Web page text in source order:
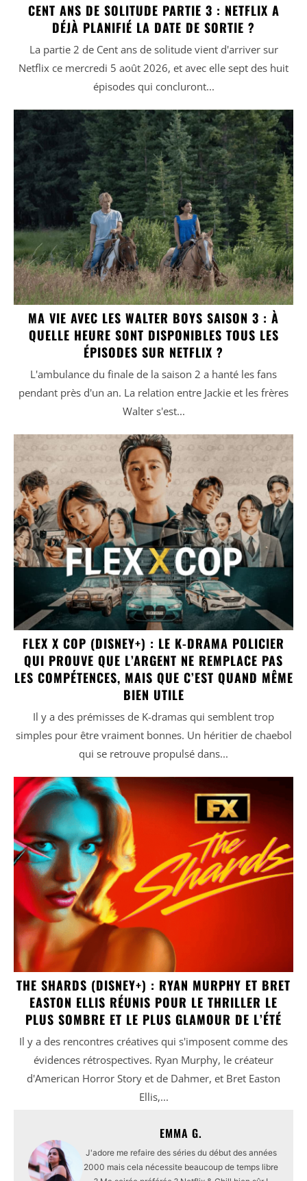
CENT ANS DE SOLITUDE PARTIE 3 : NETFLIX A
DÉJÀ PLANIFIÉ LA DATE DE SORTIE ?
La partie 2 de Cent ans de solitude vient d'arriver sur
Netflix ce mercredi 5 août 2026, et avec elle sept des huit
épisodes qui concluront...
MA VIE AVEC LES WALTER BOYS SAISON 3 : À
QUELLE HEURE SONT DISPONIBLES TOUS LES
ÉPISODES SUR NETFLIX ?
L'ambulance du finale de la saison 2 a hanté les fans
pendant près d'un an. La relation entre Jackie et les frères
Walter s'est...
FLEX X COP (DISNEY+) : LE K-DRAMA POLICIER
QUI PROUVE QUE L’ARGENT NE REMPLACE PAS
LES COMPÉTENCES, MAIS QUE C’EST QUAND MÊME
BIEN UTILE
Il y a des prémisses de K-dramas qui semblent trop
simples pour être vraiment bonnes. Un héritier de chaebol
qui se retrouve propulsé dans...
THE SHARDS (DISNEY+) : RYAN MURPHY ET BRET
EASTON ELLIS RÉUNIS POUR LE THRILLER LE
PLUS SOMBRE ET LE PLUS GLAMOUR DE L’ÉTÉ
Il y a des rencontres créatives qui s'imposent comme des
évidences rétrospectives. Ryan Murphy, le créateur
d'American Horror Story et de Dahmer, et Bret Easton
Ellis,...
EMMA G.
J'adore me refaire des séries du début des années
2000 mais cela nécessite beaucoup de temps libre